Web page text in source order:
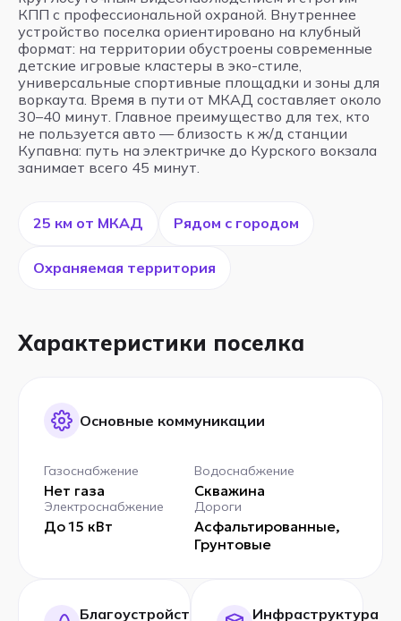
КПП с профессиональной охраной. Внутреннее
устройство поселка ориентировано на клубный
формат: на территории обустроены современные
детские игровые кластеры в эко-стиле,
универсальные спортивные площадки и зоны для
воркаута. Время в пути от МКАД составляет около
30–40 минут. Главное преимущество для тех, кто
не пользуется авто — близость к ж/д станции
Купавна: путь на электричке до Курского вокзала
занимает всего 45 минут.
25 км от МКАД Рядом с городом
Охраняемая территория
Характеристики поселка
Основные коммуникации
Газоснабжение
Нет газа
Водоснабжение
Скважина
Электроснабжение
До 15 кВт
Дороги
Асфальтированные,
Грунтовые
Благоустройство Инфраструктура